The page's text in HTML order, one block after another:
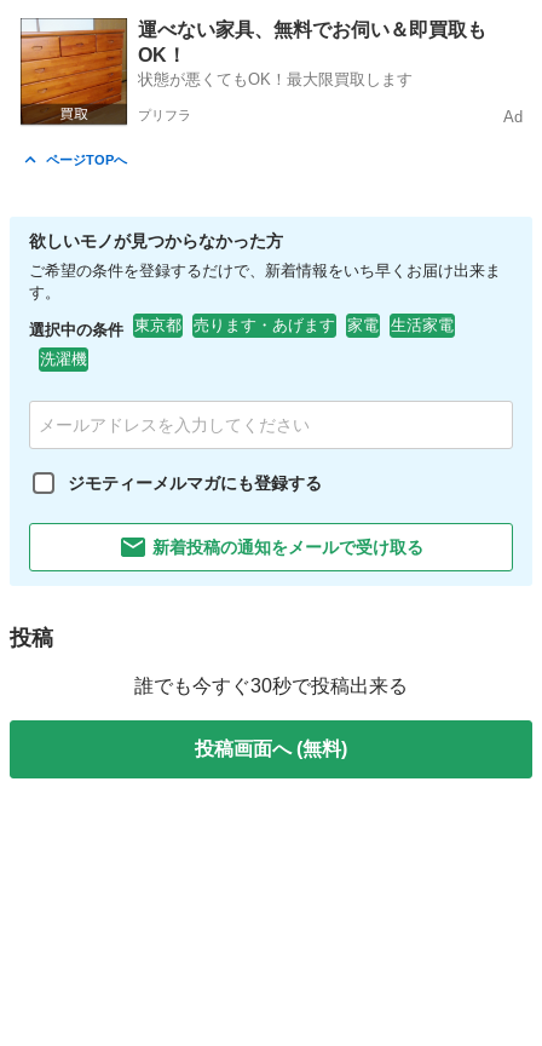
東京 渋谷区 原宿駅 オフィス用家具 現地
運べない家具、無料でお伺い＆即買取も
OK！
状態が悪くてもOK！最大限買取します
プリフラ Ad
ページTOPへ
欲しいモノが見つからなかった方
ご希望の条件を登録するだけで、新着情報をいち早くお届け出来ま
す。
選択中の条件 東京都 売ります・あげます 家電
生活家電
洗濯機
ジモティーメルマガにも登録する
新着投稿の通知をメールで受け取る
投稿
誰でも今すぐ30秒で投稿出来る
投稿画面へ (無料)